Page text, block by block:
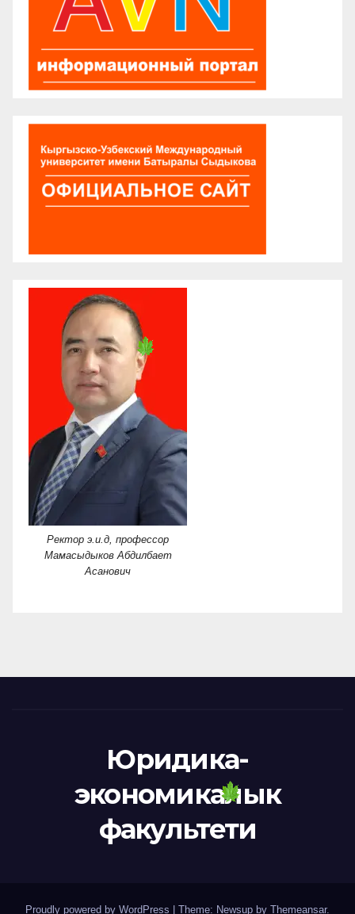
Ректор э.и.д, профессор
Мамасыдыков Абдилбает
Асанович
Юридика-
экономикалык
факультети
Proudly powered by WordPress Theme: Newsup by Themeansar.